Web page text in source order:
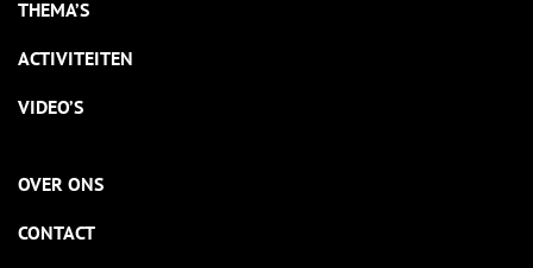
THEMA’S
ACTIVITEITEN
VIDEO’S
OVER ONS
CONTACT